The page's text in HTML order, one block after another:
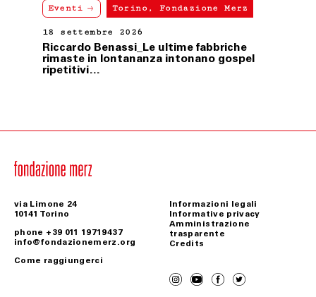
Eventi Torino, Fondazione Merz
18 settembre 2026
Riccardo Benassi_Le ultime fabbriche
rimaste in lontananza intonano gospel
ripetitivi…
via Limone 24
10141 Torino
phone +39 011 19719437
info@fondazionemerz.org
Come raggiungerci
Informazioni legali
Informative privacy
Amministrazione
trasparente
Credits